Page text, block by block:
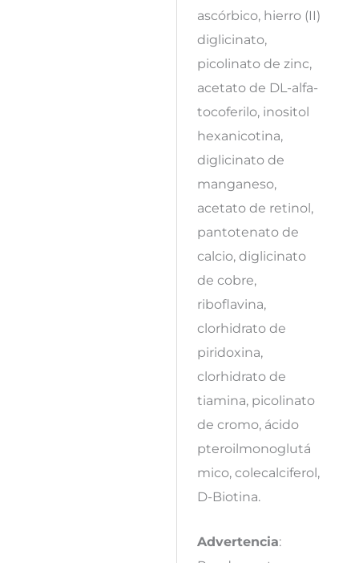
ascórbico, hierro (II)
diglicinato,
picolinato de zinc,
acetato de DL-alfa-
tocoferilo, inositol
hexanicotina,
diglicinato de
manganeso,
acetato de retinol,
pantotenato de
calcio, diglicinato
de cobre,
riboflavina,
clorhidrato de
piridoxina,
clorhidrato de
tiamina, picolinato
de cromo, ácido
pteroilmonoglutá
mico, colecalciferol,
D-Biotina.
Advertencia: